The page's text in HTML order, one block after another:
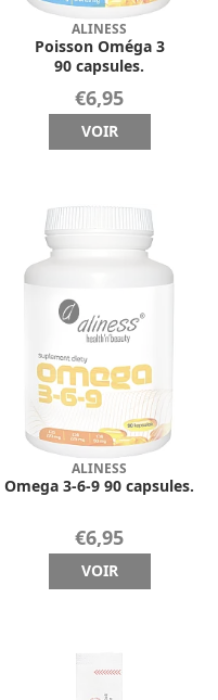
ALINESS
Poisson Oméga 3
90 capsules.
€6,95
VOIR
ALINESS
Omega 3-6-9 90 capsules.
€6,95
VOIR